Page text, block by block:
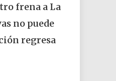
frena a La
no puede
regresa